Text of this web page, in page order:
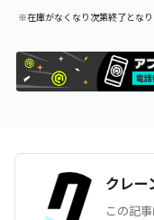
※在庫がなくなり次第終了とな
クレ
この記